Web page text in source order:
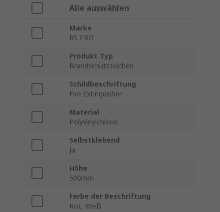
Alle auswählen
Marke
RS PRO
Produkt Typ
Brandschutzzeichen
Schildbeschriftung
Fire Extinguisher
Material
Polyvinylchlorid
Selbstklebend
Ja
Höhe
500mm
Farbe der Beschriftung
Rot, Weiß